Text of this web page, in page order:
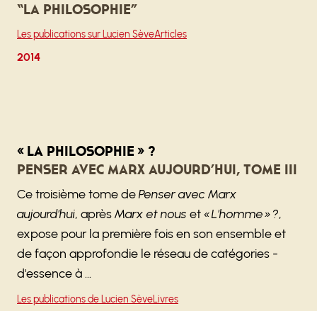
“la philosophie”
Les publications sur Lucien SèveArticles
2014
« La philosophie » ?
Penser avec Marx aujourd’hui, tome III
Ce troisième tome dePenser avec Marx
aujourd'hui, aprèsMarx et nous et« L'homme » ?,
expose pour la première fois en son ensemble et
de façon approfondie le réseau de catégories -
d'essence à …
Les publications de Lucien SèveLivres